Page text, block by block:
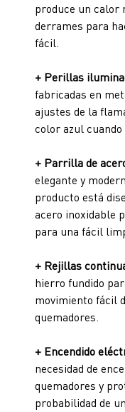
produce un calor
derrames para
fácil.
+ Perillas
fabricadas en
ajustes de la
color azul
+ Parrilla de
elegante y
producto está
acero inoxidable
para una fácil
+ Rejillas
hierro fundido
movimiento fácil
quemadores.
+ Encendido
necesidad de
quemadores y
probabilidad de